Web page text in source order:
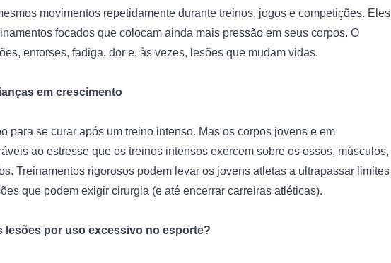
movimentos repetidamente durante treinos, jogos e competições. Eles
focados que colocam ainda mais pressão em seus corpos. O
entorses, fadiga, dor e, às vezes, lesões que mudam vidas.
em crescimento
para se curar após um treino intenso. Mas os corpos jovens e em
​​ao estresse que os treinos intensos exercem sobre os ossos, músculos,
Treinamentos rigorosos podem levar os jovens atletas a ultrapassar limites
que podem exigir cirurgia (e até encerrar carreiras atléticas).
lesões por uso excessivo no esporte?